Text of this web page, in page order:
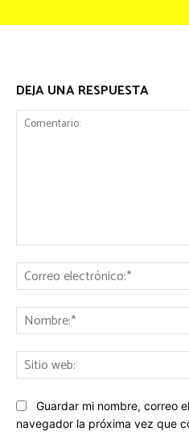
DEJA UNA RESPUESTA
Guardar mi nombre, correo
navegador la próxima vez que